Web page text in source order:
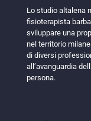
Lo studio altalena
fisioterapista
sviluppare una
nel territorio
di diversi
all’avanguardia
persona.